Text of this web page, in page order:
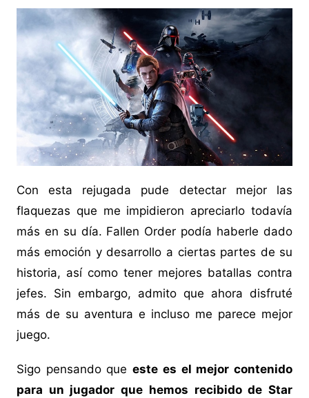
Con esta rejugada pude detectar mejor las
flaquezas que me impidieron apreciarlo todavía
más en su día. Fallen Order podía haberle dado
más emoción y desarrollo a ciertas partes de su
historia, así como tener mejores batallas contra
jefes. Sin embargo, admito que ahora disfruté
más de su aventura e incluso me parece mejor
juego.
Sigo pensando queeste es el mejor contenido
para un jugador que hemos recibido de Star